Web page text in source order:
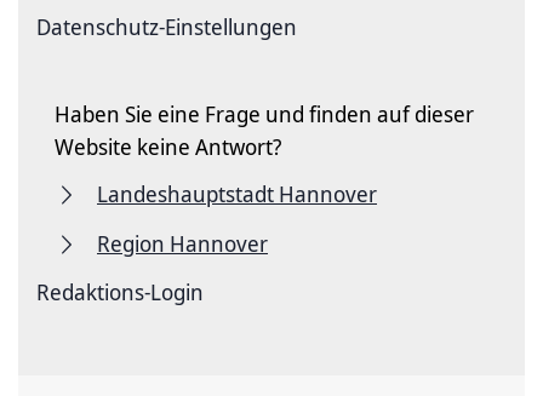
Datenschutz-Einstellungen
Haben Sie eine Frage und finden auf dieser
Website keine Antwort?
Landeshauptstadt Hannover
Region Hannover
Redaktions-Login